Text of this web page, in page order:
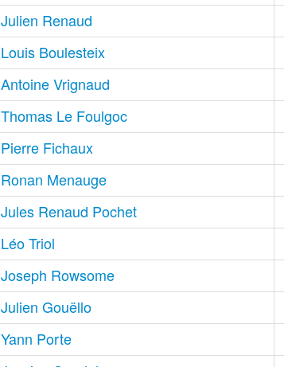
Julien Renaud
Louis Boulesteix
Antoine Vrignaud
Thomas Le Foulgoc
Pierre Fichaux
Ronan Menauge
Jules Renaud Pochet
Léo Triol
Joseph Rowsome
Julien Gouëllo
Yann Porte